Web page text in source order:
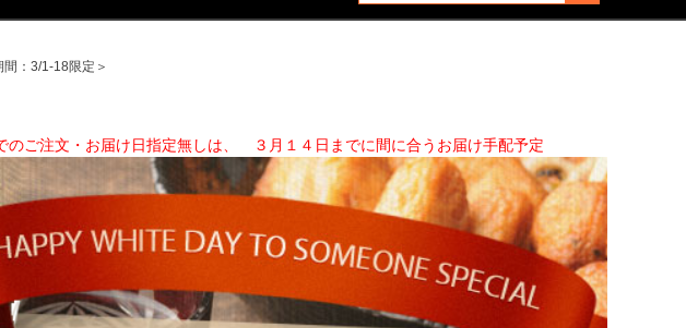
：3/1-18限定＞
のご注文・お届け日指定無しは、 ３月１４日までに間に合うお届け手配予定